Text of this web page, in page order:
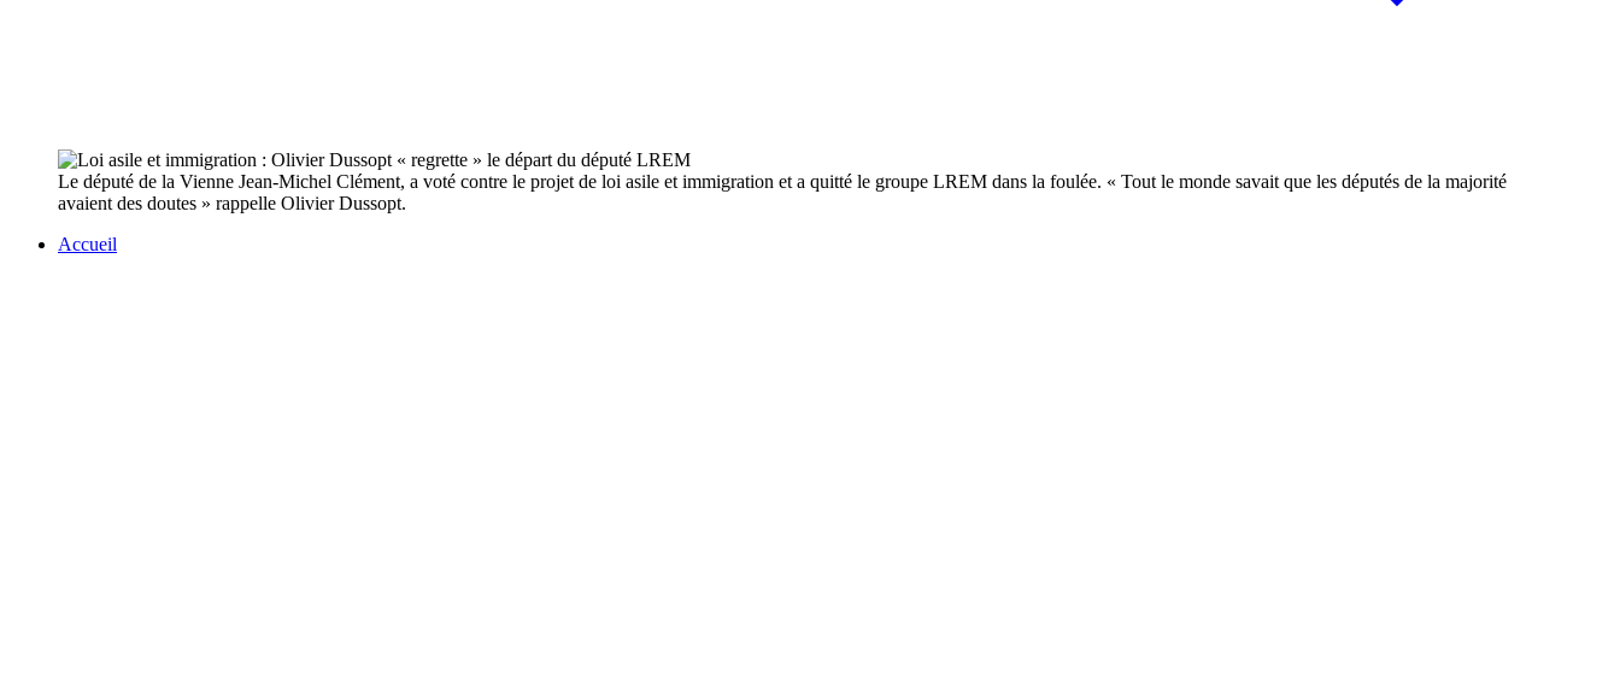
Le député de la Vienne Jean-Michel Clément, a voté contre le projet de loi asile et immigration et a quitté le groupe LREM dans la foulée. « Tout le monde savait que les députés de la majorité
avaient des doutes » rappelle Olivier Dussopt.
Accueil